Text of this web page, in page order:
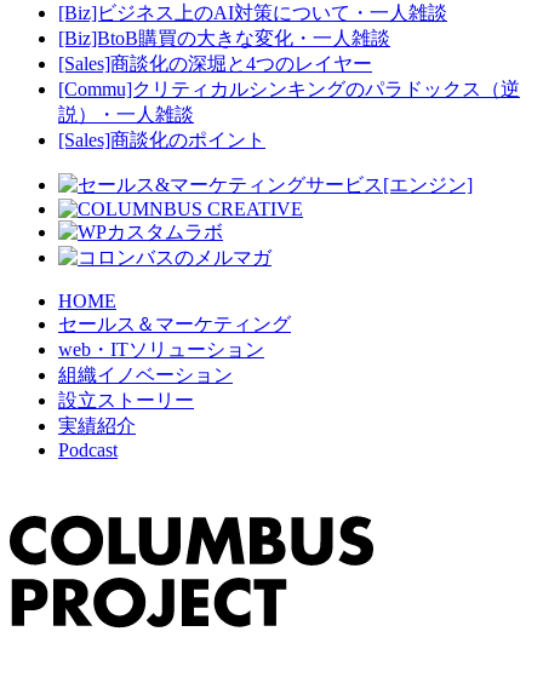
[Biz]ビジネス上のAI対策について・一人雑談
[Biz]BtoB購買の大きな変化・一人雑談
[Sales]商談化の深堀と4つのレイヤー
[Commu]クリティカルシンキングのパラドックス（逆
説）・一人雑談
[Sales]商談化のポイント
HOME
セールス＆マーケティング
web・ITソリューション
組織イノベーション
設立ストーリー
実績紹介
Podcast